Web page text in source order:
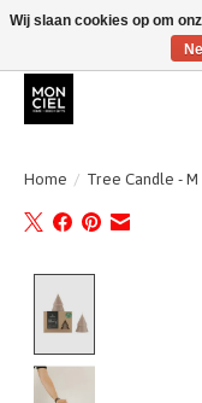
BE + NL : GRATIS
Home / Tree Candle -
Wij slaan cookies op om